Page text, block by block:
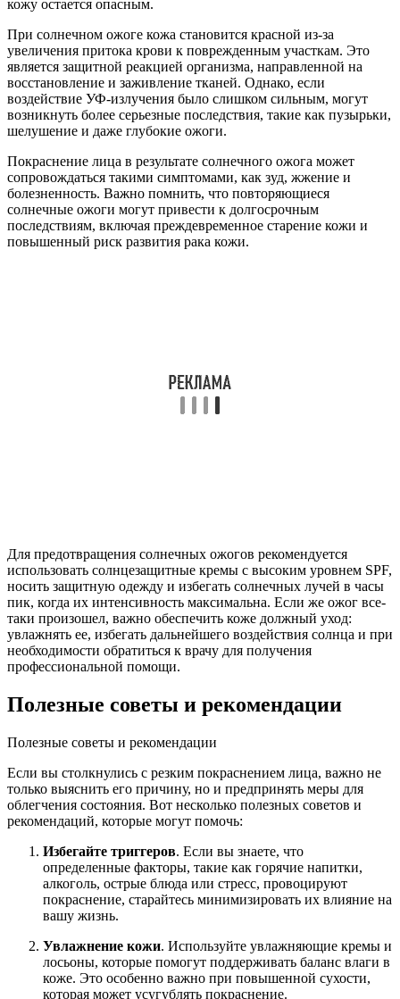
кожу остается опасным.
При солнечном ожоге кожа становится красной из-за
увеличения притока крови к поврежденным участкам. Это
является защитной реакцией организма, направленной на
восстановление и заживление тканей. Однако, если
воздействие УФ-излучения было слишком сильным, могут
возникнуть более серьезные последствия, такие как пузырьки,
шелушение и даже глубокие ожоги.
Покраснение лица в результате солнечного ожога может
сопровождаться такими симптомами, как зуд, жжение и
болезненность. Важно помнить, что повторяющиеся
солнечные ожоги могут привести к долгосрочным
последствиям, включая преждевременное старение кожи и
повышенный риск развития рака кожи.
Для предотвращения солнечных ожогов рекомендуется
использовать солнцезащитные кремы с высоким уровнем SPF,
носить защитную одежду и избегать солнечных лучей в часы
пик, когда их интенсивность максимальна. Если же ожог все-
таки произошел, важно обеспечить коже должный уход:
увлажнять ее, избегать дальнейшего воздействия солнца и при
необходимости обратиться к врачу для получения
профессиональной помощи.
Полезные советы и рекомендации
Полезные советы и рекомендации
Если вы столкнулись с резким покраснением лица, важно не
только выяснить его причину, но и предпринять меры для
облегчения состояния. Вот несколько полезных советов и
рекомендаций, которые могут помочь:
Избегайте триггеров. Если вы знаете, что
определенные факторы, такие как горячие напитки,
алкоголь, острые блюда или стресс, провоцируют
покраснение, старайтесь минимизировать их влияние на
вашу жизнь.
Увлажнение кожи. Используйте увлажняющие кремы и
лосьоны, которые помогут поддерживать баланс влаги в
коже. Это особенно важно при повышенной сухости,
которая может усугублять покраснение.